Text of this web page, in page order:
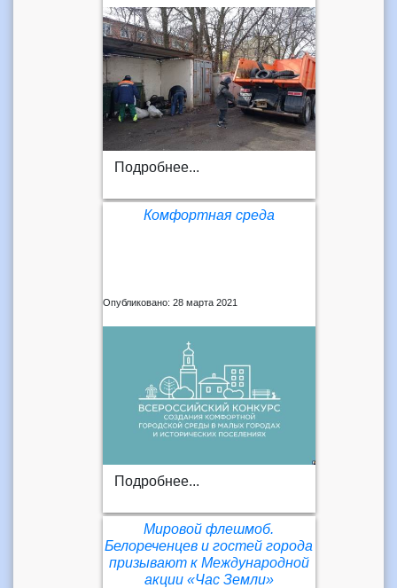
Подробнее...
Комфортная среда
Опубликовано: 28 марта 2021
Подробнее...
Мировой флешмоб.
Белореченцев и гостей города
призывают к Международной
акции «Час Земли»